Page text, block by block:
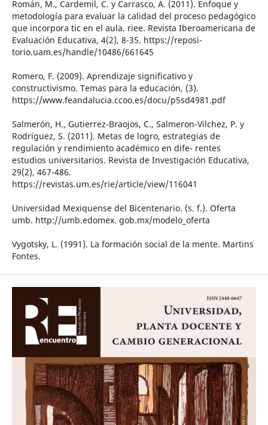
Román, M., Cardemil, C. y Carrasco, A. (2011). Enfoque y
metodología para evaluar la calidad del proceso pedagógico
que incorpora tic en el aula. riee. Revista Iberoamericana de
Evaluación Educativa, 4(2), 8-35. https://reposi-
torio.uam.es/handle/10486/661645
Romero, F. (2009). Aprendizaje significativo y
constructivismo. Temas para la educación, (3).
https://www.feandalucia.ccoo.es/docu/p5sd4981.pdf
Salmerón, H., Gutierrez-Braojos, C., Salmeron-Vilchez, P. y
Rodríguez, S. (2011). Metas de logro, estrategias de
regulación y rendimiento académico en dife- rentes
estudios universitarios. Revista de Investigación Educativa,
29(2), 467-486.
https://revistas.um.es/rie/article/view/116041
Universidad Mexiquense del Bicentenario. (s. f.). Oferta
umb. http://umb.edomex. gob.mx/modelo_oferta
Vygotsky, L. (1991). La formación social de la mente. Martins
Fontes.